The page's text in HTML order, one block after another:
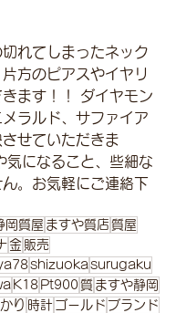
れてしまったネック
片方のピアスやイヤリ
ます！！ ダイヤモン
メラルド、サファイア
せていただきま
気になること、些細な
。お気軽にご連絡下
岡質屋 ますや質店 質屋
金 販売
shizuokasurugaku
K18 Pt900質 ますや静岡
り 時計 ゴールド ブランド